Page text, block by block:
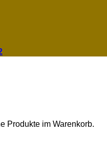
Produkte im Warenkorb.